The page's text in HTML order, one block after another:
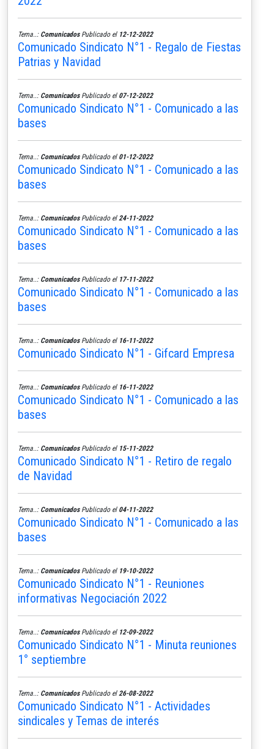
Tema..: ComunicadosPublicado el 12-12-2022
Comunicado Sindicato N°1 - Regalo de Fiestas
Patrias y Navidad
Tema..: ComunicadosPublicado el 07-12-2022
Comunicado Sindicato N°1 - Comunicado a las
bases
Tema..: ComunicadosPublicado el 01-12-2022
Comunicado Sindicato N°1 - Comunicado a las
bases
Tema..: ComunicadosPublicado el 24-11-2022
Comunicado Sindicato N°1 - Comunicado a las
bases
Tema..: ComunicadosPublicado el 17-11-2022
Comunicado Sindicato N°1 - Comunicado a las
bases
Tema..: ComunicadosPublicado el 16-11-2022
Comunicado Sindicato N°1 - Gifcard Empresa
Tema..: ComunicadosPublicado el 16-11-2022
Comunicado Sindicato N°1 - Comunicado a las
bases
Tema..: ComunicadosPublicado el 15-11-2022
Comunicado Sindicato N°1 - Retiro de regalo
de Navidad
Tema..: ComunicadosPublicado el 04-11-2022
Comunicado Sindicato N°1 - Comunicado a las
bases
Tema..: ComunicadosPublicado el 19-10-2022
Comunicado Sindicato N°1 - Reuniones
informativas Negociación 2022
Tema..: ComunicadosPublicado el 12-09-2022
Comunicado Sindicato N°1 - Minuta reuniones
1° septiembre
Tema..: ComunicadosPublicado el 26-08-2022
Comunicado Sindicato N°1 - Actividades
sindicales y Temas de interés